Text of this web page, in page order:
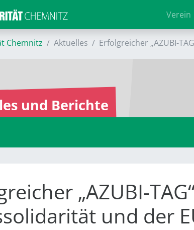
Verein
Chemnitz Aktuelles Erfolgreicher „AZUBI-
und Berichte
„AZUBI-
und der